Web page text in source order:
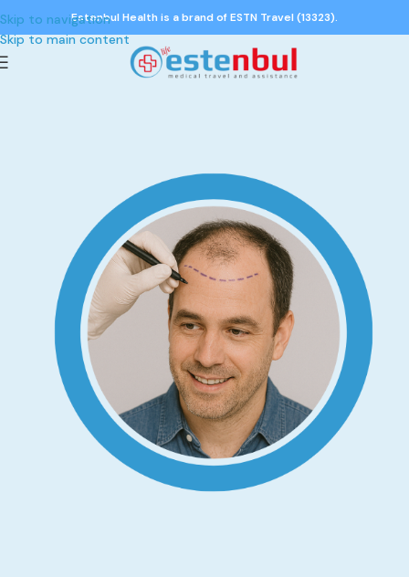
Skip to navigation
Skip to main content
Estenbul Health is a brand of ESTN Travel (13323).